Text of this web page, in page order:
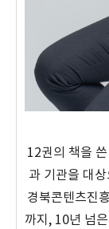
12권의 책을
과 기관을 대
경북콘텐츠진
까지, 10년 넘